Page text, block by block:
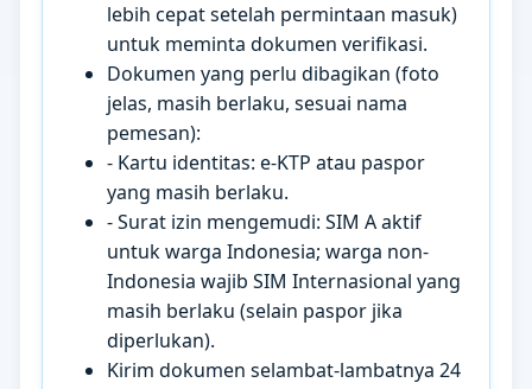
lebih cepat setelah permintaan masuk)
untuk meminta dokumen verifikasi.
Dokumen yang perlu dibagikan (foto
jelas, masih berlaku, sesuai nama
pemesan):
- Kartu identitas: e-KTP atau paspor
yang masih berlaku.
- Surat izin mengemudi: SIM A aktif
untuk warga Indonesia; warga non-
Indonesia wajib SIM Internasional yang
masih berlaku (selain paspor jika
diperlukan).
Kirim dokumen selambat-lambatnya 24